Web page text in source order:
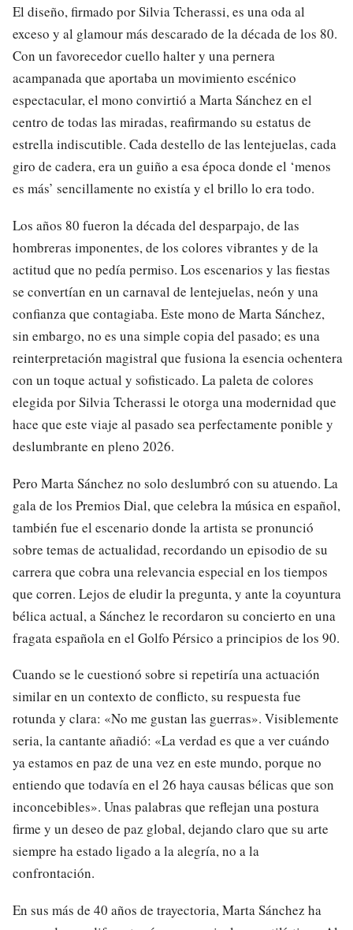
El diseño, firmado por Silvia Tcherassi, es una oda al
exceso y al glamour más descarado de la década de los 80.
Con un favorecedor cuello halter y una pernera
acampanada que aportaba un movimiento escénico
espectacular, el mono convirtió a Marta Sánchez en el
centro de todas las miradas, reafirmando su estatus de
estrella indiscutible. Cada destello de las lentejuelas, cada
giro de cadera, era un guiño a esa época donde el ‘menos
es más’ sencillamente no existía y el brillo lo era todo.
Los años 80 fueron la década del desparpajo, de las
hombreras imponentes, de los colores vibrantes y de la
actitud que no pedía permiso. Los escenarios y las fiestas
se convertían en un carnaval de lentejuelas, neón y una
confianza que contagiaba. Este mono de Marta Sánchez,
sin embargo, no es una simple copia del pasado; es una
reinterpretación magistral que fusiona la esencia ochentera
con un toque actual y sofisticado. La paleta de colores
elegida por Silvia Tcherassi le otorga una modernidad que
hace que este viaje al pasado sea perfectamente ponible y
deslumbrante en pleno 2026.
Pero Marta Sánchez no solo deslumbró con su atuendo. La
gala de los Premios Dial, que celebra la música en español,
también fue el escenario donde la artista se pronunció
sobre temas de actualidad, recordando un episodio de su
carrera que cobra una relevancia especial en los tiempos
que corren. Lejos de eludir la pregunta, y ante la coyuntura
bélica actual, a Sánchez le recordaron su concierto en una
fragata española en el Golfo Pérsico a principios de los 90.
Cuando se le cuestionó sobre si repetiría una actuación
similar en un contexto de conflicto, su respuesta fue
rotunda y clara: «No me gustan las guerras». Visiblemente
seria, la cantante añadió: «La verdad es que a ver cuándo
ya estamos en paz de una vez en este mundo, porque no
entiendo que todavía en el 26 haya causas bélicas que son
inconcebibles». Unas palabras que reflejan una postura
firme y un deseo de paz global, dejando claro que su arte
siempre ha estado ligado a la alegría, no a la
confrontación.
En sus más de 40 años de trayectoria, Marta Sánchez ha